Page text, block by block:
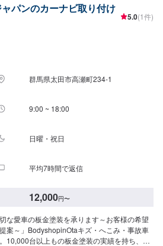
パンのカーナビ取り付け
5.0(1件)
群馬県太田市高瀬町234-1
9:00 ~ 18:00
日曜・祝日
平均7時間で返信
12,000円〜
な愛車の板金塗装を承ります～お客様の希望
案～」BodyshopinOtaキズ・へこみ・事故車
10,000台以上もの板金塗装の実績を持ち、太